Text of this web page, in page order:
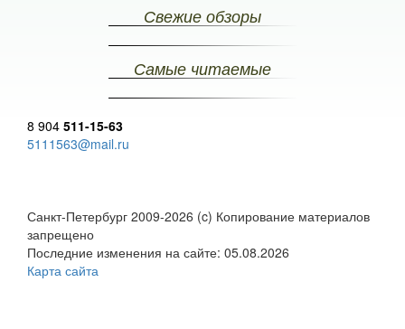
Свежие обзоры
Самые читаемые
8 904 511-15-63
5111563@mail.ru
Санкт-Петербург 2009-2026 (c) Копирование материалов
запрещено
Последние изменения на сайте: 05.08.2026
Карта сайта